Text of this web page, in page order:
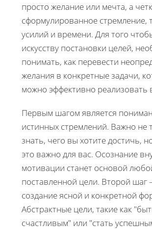
просто желание или мечта, а
сформулированное
усилий и времени. Для того
искусству постановки целей,
понимать, как перевести
желания в конкретные задачи,
можно эффективно реализовать
Первым шагом является
истинных стремлений. Важно не
знать, чего вы хотите достичь,
это важно для вас. Осознание
мотивации станет основой
поставленной цели. Второй шаг
создание ясной и конкретной
Абстрактные цели, такие как
счастливым" или "стать